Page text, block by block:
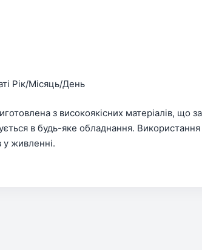
Рік/Місяць/День
з високоякісних матеріалів, що
в будь-яке обладнання.
у живленні.